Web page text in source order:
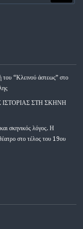
του “Κλεινού άστεως” στο
ΣΤΗ ΣΚΗΝΗ
σκηνικός λόγος. Η
στο τέλος του 19ου